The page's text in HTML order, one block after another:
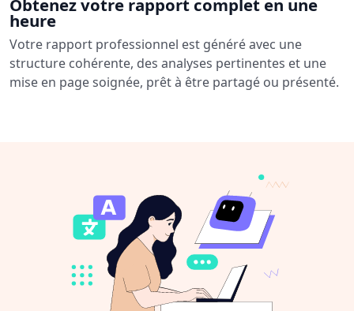
Obtenez votre rapport complet en une
heure
Votre rapport professionnel est généré avec une
structure cohérente, des analyses pertinentes et une
mise en page soignée, prêt à être partagé ou présenté.